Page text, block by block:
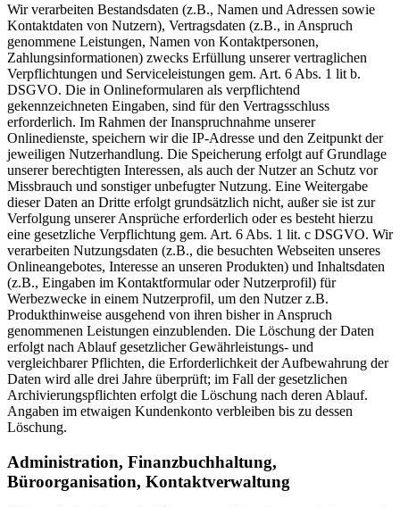
Wir verarbeiten Bestandsdaten (z.B., Namen und Adressen sowie
Kontaktdaten von Nutzern), Vertragsdaten (z.B., in Anspruch
genommene Leistungen, Namen von Kontaktpersonen,
Zahlungsinformationen) zwecks Erfüllung unserer vertraglichen
Verpflichtungen und Serviceleistungen gem. Art. 6 Abs. 1 lit b.
DSGVO. Die in Onlineformularen als verpflichtend
gekennzeichneten Eingaben, sind für den Vertragsschluss
erforderlich. Im Rahmen der Inanspruchnahme unserer
Onlinedienste, speichern wir die IP-Adresse und den Zeitpunkt der
jeweiligen Nutzerhandlung. Die Speicherung erfolgt auf Grundlage
unserer berechtigten Interessen, als auch der Nutzer an Schutz vor
Missbrauch und sonstiger unbefugter Nutzung. Eine Weitergabe
dieser Daten an Dritte erfolgt grundsätzlich nicht, außer sie ist zur
Verfolgung unserer Ansprüche erforderlich oder es besteht hierzu
eine gesetzliche Verpflichtung gem. Art. 6 Abs. 1 lit. c DSGVO. Wir
verarbeiten Nutzungsdaten (z.B., die besuchten Webseiten unseres
Onlineangebotes, Interesse an unseren Produkten) und Inhaltsdaten
(z.B., Eingaben im Kontaktformular oder Nutzerprofil) für
Werbezwecke in einem Nutzerprofil, um den Nutzer z.B.
Produkthinweise ausgehend von ihren bisher in Anspruch
genommenen Leistungen einzublenden. Die Löschung der Daten
erfolgt nach Ablauf gesetzlicher Gewährleistungs- und
vergleichbarer Pflichten, die Erforderlichkeit der Aufbewahrung der
Daten wird alle drei Jahre überprüft; im Fall der gesetzlichen
Archivierungspflichten erfolgt die Löschung nach deren Ablauf.
Angaben im etwaigen Kundenkonto verbleiben bis zu dessen
Löschung.
Administration, Finanzbuchhaltung,
Büroorganisation, Kontaktverwaltung